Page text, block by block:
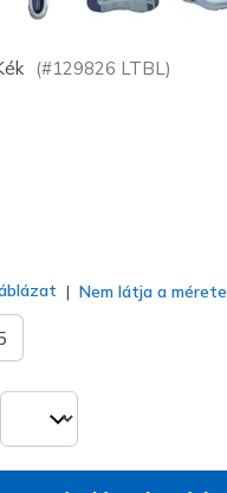
(#129826 LTBL )
Nem látja a